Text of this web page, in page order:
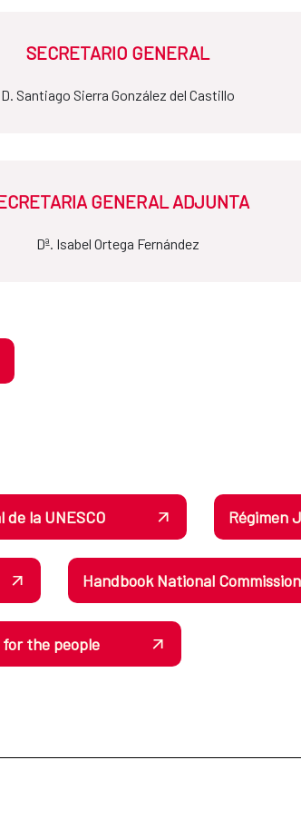
SECRETARIO GENERAL
D. Santiago Sierra González del Castillo
GENERAL ADJUNTA
Dª. Isabel Ortega Fernández
la UNESCO Régimen
Handbook National
for the people